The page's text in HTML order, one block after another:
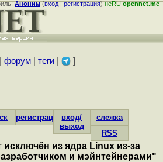
Аноним(вход|регистрация)неRUopennet.me
форум| теги| ]
регистрациявход/
выход
слежка
RSS
исключён из ядра Linux из-за
и мэйнтейнерами"